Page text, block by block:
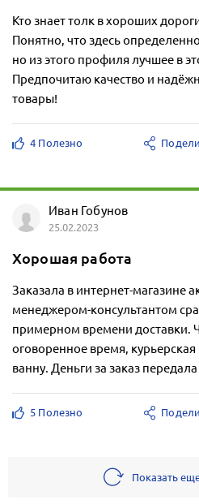
Кто знает толк в хороших
Понятно, что здесь
но из этого профиля лучшее в
Предпочитаю качество и
товары!
4 Полезно
Иван Гобунов
25.02.2023
Хорошая работа
Заказала в интернет-магазине
менеджером-консультантом
примерном времени доставки.
оговоренное время,
ванну. Деньги за заказ
5 Полезно
Показать